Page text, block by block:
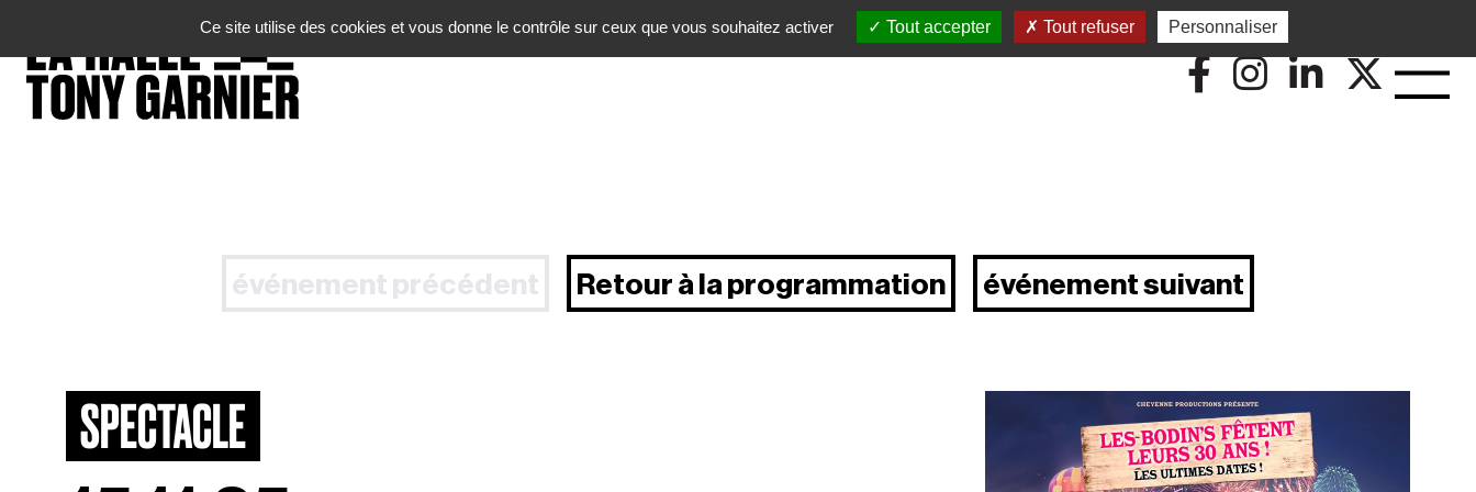
événement précédent Retour à la programmation événement suivant
SPECTACLE
Panneau de gestion des cookiesCe site utilise des cookies et vous donne le contrôle sur ceux que vous souhaitez activer Tout accepter Tout refuser Personnaliser